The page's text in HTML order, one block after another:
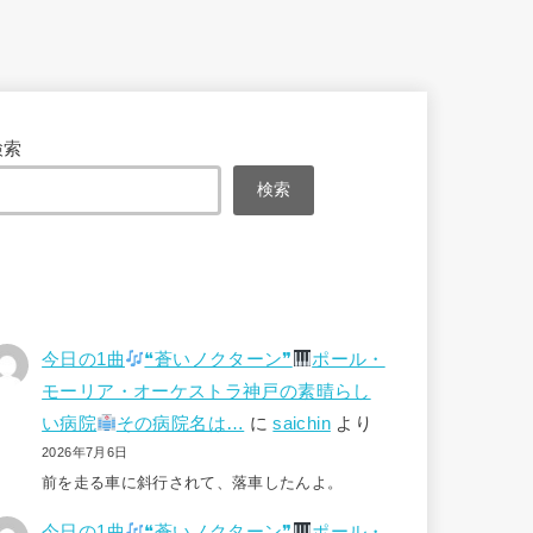
索
検索
今日の1曲 ❝蒼いノクターン❞
ポール・
モーリア・オーケストラ神戸の素晴らし
い病院
その病院名は… にsaichinより
2026年7月6日
前を走る車に斜行されて、落車したんよ。